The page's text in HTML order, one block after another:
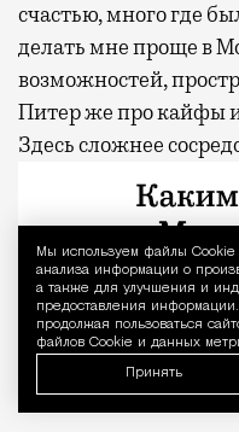
Мы используем файлы Сookie
анализа информации о
а также для улучшения и
предоставления
продолжая пользоваться
файлов Cookie и данных
Принять
счастью, много где
делать мне проще в
возможностей,
Питер же про кайфы
Здесь сложнее
городах, северные
Петербуржцы более
интеллигентные. В
деловые и шустрые,
петербуржец, но
таки не по